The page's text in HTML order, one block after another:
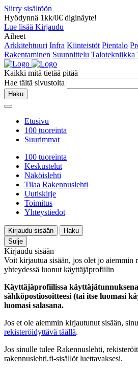
Siirry sisältöön
Hyödynnä 1kk/0€ diginäyte!
Lue lisää Kirjaudu
Aiheet
Arkkitehtuuri Infra Kiinteistöt Pientalo
Rakentaminen Suunnittelu Talotekniikka
Kaikki mitä tietää pitää
Hae tältä sivustolta
Haku
Etusivu
100 tuoreinta
Suurimmat
100 tuoreinta
Keskustelut
Näköislehti
Tilaa Rakennuslehti
Uutiskirje
Toimitus
Yhteystiedot
Kirjaudu sisään
Haku
Sulje
Kirjaudu sisään
Voit kirjautua sisään, jos olet jo aiemmin
yhteydessä luonut käyttäjäprofiilin
Käyttäjäprofiilissa
sähköpostiosoitteesi (tai itse luomasi
luomasi salasana.
Jos et ole aiemmin kirjautunut sisään,
rekisteröidyttävä täällä.
Jos sinulle tulee Rakennuslehti,
rakennuslehti.fi-sisällöt luettavaksesi.